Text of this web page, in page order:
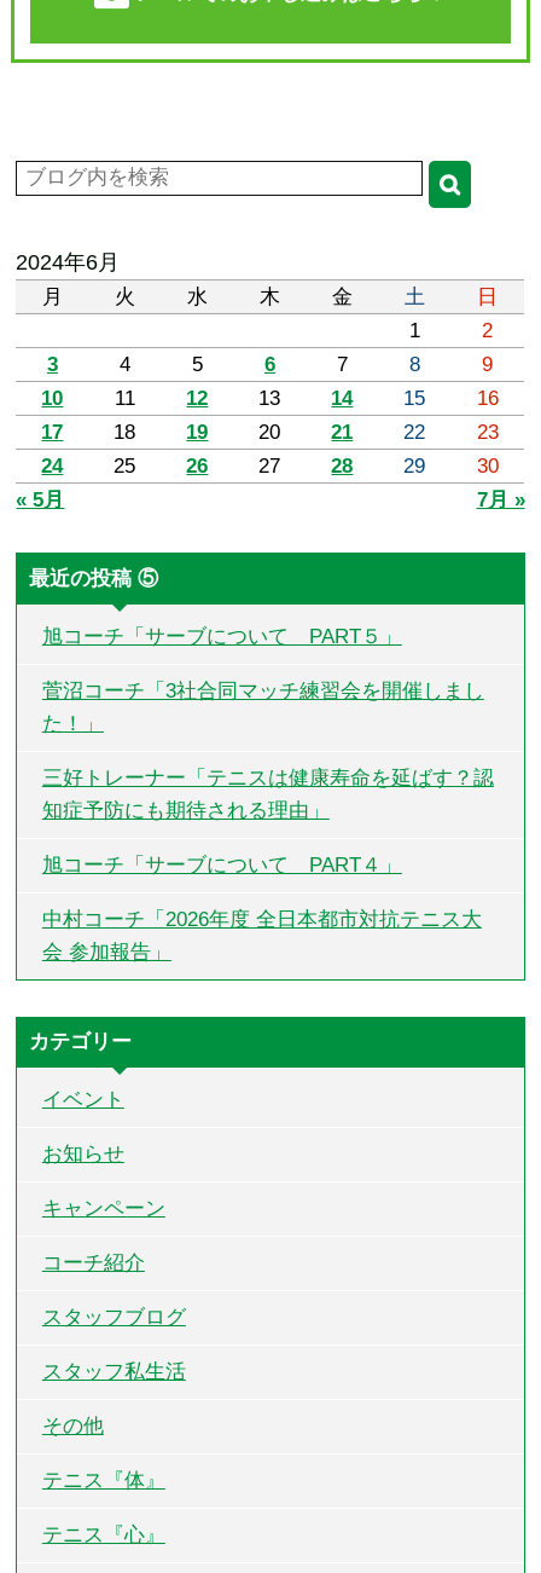
2024年6月
月 火 水 木 金 土
日
1
2
3
4 5 6 7 8
9
10
11 12 13 14 15
16
17
18 19 20 21 22
23
24
25 26 27 28 29
30
« 5月
7月 »
最近の投稿 ⑤
旭コーチ「サーブについて PART５」
菅沼コーチ「3社合同マッチ練習会を開催しまし
た！」
三好トレーナー「テニスは健康寿命を延ばす？認
知症予防にも期待される理由」
旭コーチ「サーブについて PART４」
中村コーチ「2026年度 全日本都市対抗テニス大
会 参加報告」
カテゴリー
イベント
お知らせ
キャンペーン
コーチ紹介
スタッフブログ
スタッフ私生活
その他
テニス『体』
テニス『心』